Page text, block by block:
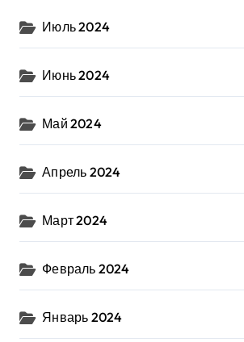
Июль 2024
Июнь 2024
Май 2024
Апрель 2024
Март 2024
Февраль 2024
Январь 2024